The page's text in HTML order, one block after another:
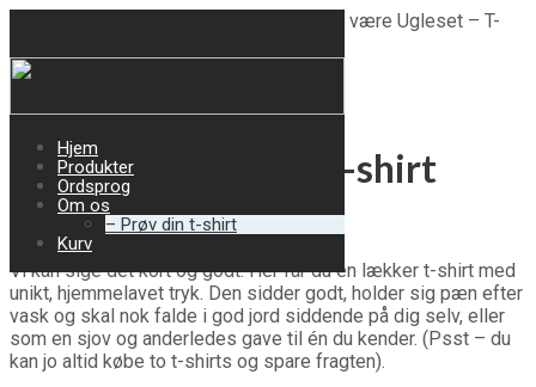
Hjem
Produkter
Ordsprog
Om os
– Prøv din t-shirt
Kurv
/ At være Ugleset – T-
At være Ugleset – T-shirt
Vi kan sige det kort og godt. Her får du en lækker t-shirt med
unikt, hjemmelavet tryk. Den sidder godt, holder sig pæn efter
vask og skal nok falde i god jord siddende på dig selv, eller
som en sjov og anderledes gave til én du kender. (Psst – du
kan jo altid købe to t-shirts og spare fragten).